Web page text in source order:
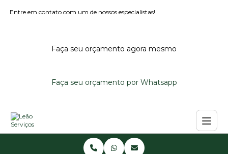
Entre em contato com um de nossos especialistas!
Faça seu orçamento agora mesmo
Faça seu orçamento por Whatsapp